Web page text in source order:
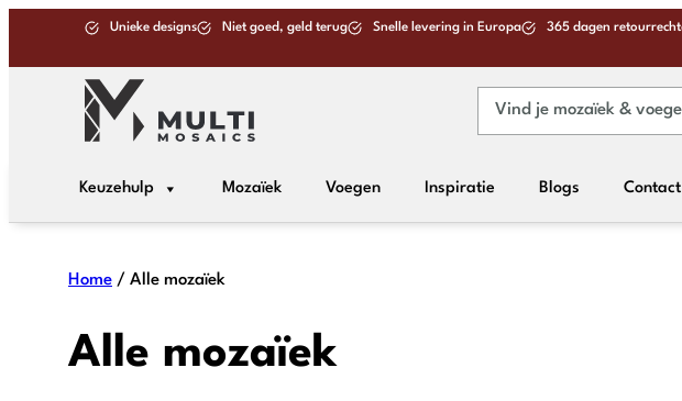
Unieke designs Niet goed, geld terug Snelle levering in Europa 365 dagen retourrecht
Keuzehulp Mozaïek Voegen Inspiratie Blogs Contact
Home / Alle mozaïek
Alle mozaïek